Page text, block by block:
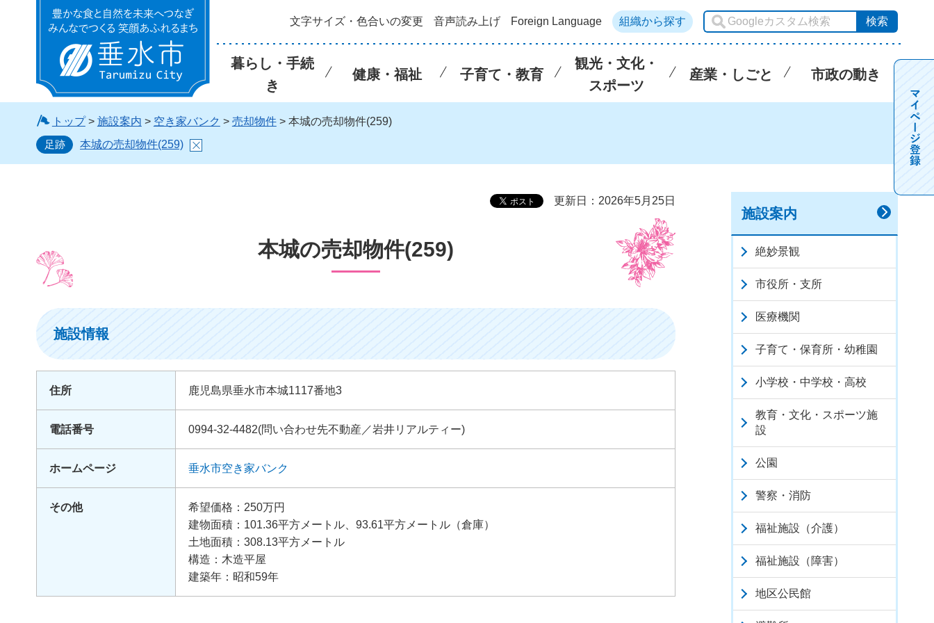
垂水市 文字サイズ・色合いの変更 音声読み上げ Foreign Language 組織から探す
暮らし・手続
き
健康・福祉 子育て・教育
観光・文化・
スポーツ
産業・しごと 市政の動き
トップ> 施設案内 > 空き家バンク > 売却物件> 本城の売却物件(259)
足跡
本城の売却物件(259)
更新日：2026年5月25日
本城の売却物件(259)
施設情報
住所 鹿児島県垂水市本城1117番地3
電話番号 0994-32-4482(問い合わせ先不動産／岩井リアルティー)
ホームページ 垂水市空き家バンク
その他
希望価格：250万円
建物面積：101.36平方メートル、93.61平方メートル（倉庫）
土地面積：308.13平方メートル
構造：木造平屋
建築年：昭和59年
施設案内
絶妙景観
市役所・支所
医療機関
子育て・保育所・幼稚園
小学校・中学校・高校
教育・文化・スポーツ施
設
公園
警察・消防
福祉施設（介護）
福祉施設（障害）
地区公民館